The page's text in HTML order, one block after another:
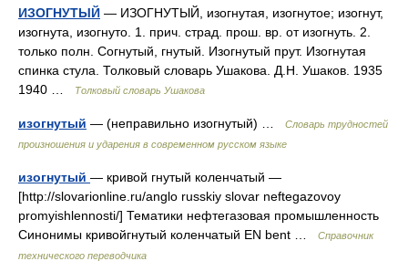
ИЗОГНУТЫЙ — ИЗОГНУТЫЙ, изогнутая, изогнутое; изогнут,
изогнута, изогнуто. 1. прич. страд. прош. вр. от изогнуть. 2.
только полн. Согнутый, гнутый. Изогнутый прут. Изогнутая
спинка стула. Толковый словарь Ушакова. Д.Н. Ушаков. 1935
1940 …
Толковый словарь Ушакова
изогнутый — (неправильно изогнутый) …
Словарь трудностей
произношения и ударения в современном русском языке
изогнутый — кривой гнутый коленчатый —
[http://slovarionline.ru/anglo russkiy slovar neftegazovoy
promyishlennosti/] Тематики нефтегазовая промышленность
Синонимы кривойгнутый коленчатый EN bent …
Справочник
технического переводчика